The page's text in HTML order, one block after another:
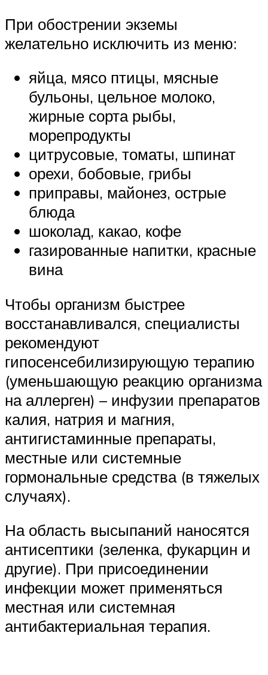
При обострении экземы
желательно исключить из меню:
яйца, мясо птицы, мясные
бульоны, цельное молоко,
жирные сорта рыбы,
морепродукты
цитрусовые, томаты, шпинат
орехи, бобовые, грибы
приправы, майонез, острые
блюда
шоколад, какао, кофе
газированные напитки, красные
вина
Чтобы организм быстрее
восстанавливался, специалисты
рекомендуют
гипосенсебилизирующую терапию
(уменьшающую реакцию организма
на аллерген) – инфузии препаратов
калия, натрия и магния,
антигистаминные препараты,
местные или системные
гормональные средства (в тяжелых
случаях).
На область высыпаний наносятся
антисептики (зеленка, фукарцин и
другие). При присоединении
инфекции может применяться
местная или системная
антибактериальная терапия.